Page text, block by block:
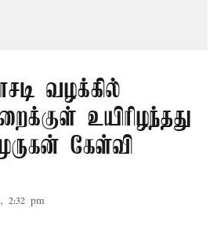
வழக்கில்
உயிரிழந்தது
கேள்வி
2:32 pm